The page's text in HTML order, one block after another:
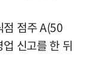
점 점주 A(50
신고를 한 뒤